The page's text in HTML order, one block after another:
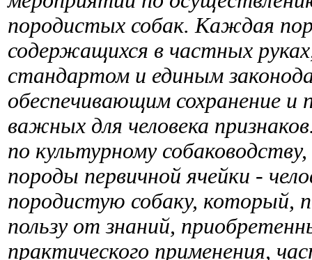
породистых собак. Каждая
содержащихся в частных
стандартом и единым
обеспечивающим сохранение и
важных для человека
по культурному
породы первичной ячейки -
породистую собаку, который,
пользу от знаний,
практического применения,